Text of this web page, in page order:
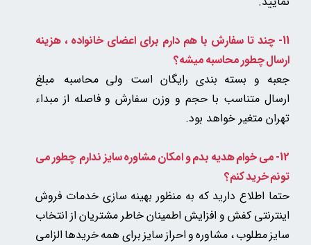
11- چند تا سفارش با هم دارم برای اعضای خانواده ، هزینه
ارسال چطور محاسبه میشه؟
جعبه و بسته بندی رایگان است ولیمحاسبه مبلغ
ارسال متناسب با حجم و وزن سفارش و فاصله از مبداء
تهران متغیر خواهد بود.
12- می خوام هدیه بدم و امکان مشاوره سایز ندارم چطور می
تونم خرید کنم؟
حتما اطلاع دارید که به منظور بهینه سازی خدمات فروش
اینترنتی کفش و افزایش اطمینان خاطر مشتریان از انتخاب
سایز مطلوب ، مشاوره و احراز سایز برای همه خریدها الزامی